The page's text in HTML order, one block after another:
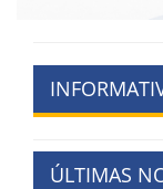
ÚLTIMAS